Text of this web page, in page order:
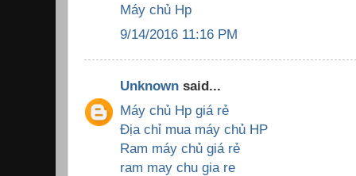
Máy chủ Hp
9/14/2016 11:16 PM
Unknown said...
Máy chủ Hp giá rẻ
Địa chỉ mua máy chủ HP
Ram máy chủ giá rẻ
ram may chu gia re